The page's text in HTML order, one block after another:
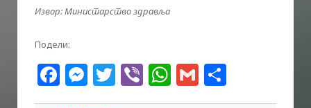
Извор: Министарство здравља
Подели:
Facebook
Messenger
Twitter
ViberWhatsApp
Gmail